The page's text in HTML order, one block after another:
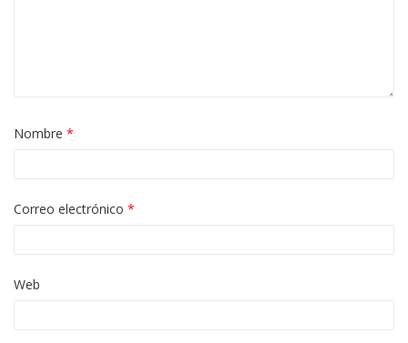
Nombre *
Correo electrónico *
Web